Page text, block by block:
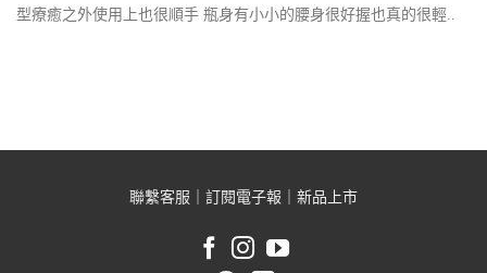
型療癒之外使用上也很順手 瓶身有小小的腰身很好握也真的很輕..
聯繫客服 訂閱電子報 新品上市